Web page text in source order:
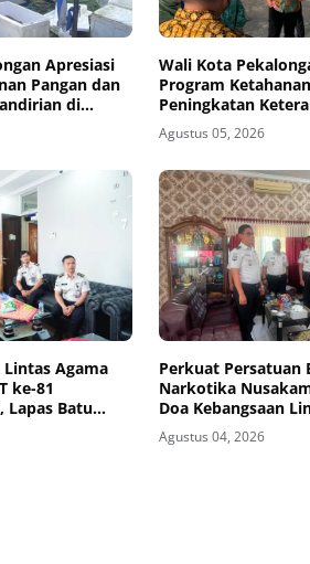
Apresiasi
Pangan dan
di
Wali Kota
Program
Peningkatan
Nusakambangan
Agustus 05, 2026
Lintas Agama
ke-81
Lapas Batu
Persatuan
Perkuat Persatuan
Narkotika
Doa Kebangsaan
dan Kick Off
Kemerdekaan RI
Agustus 04, 2026